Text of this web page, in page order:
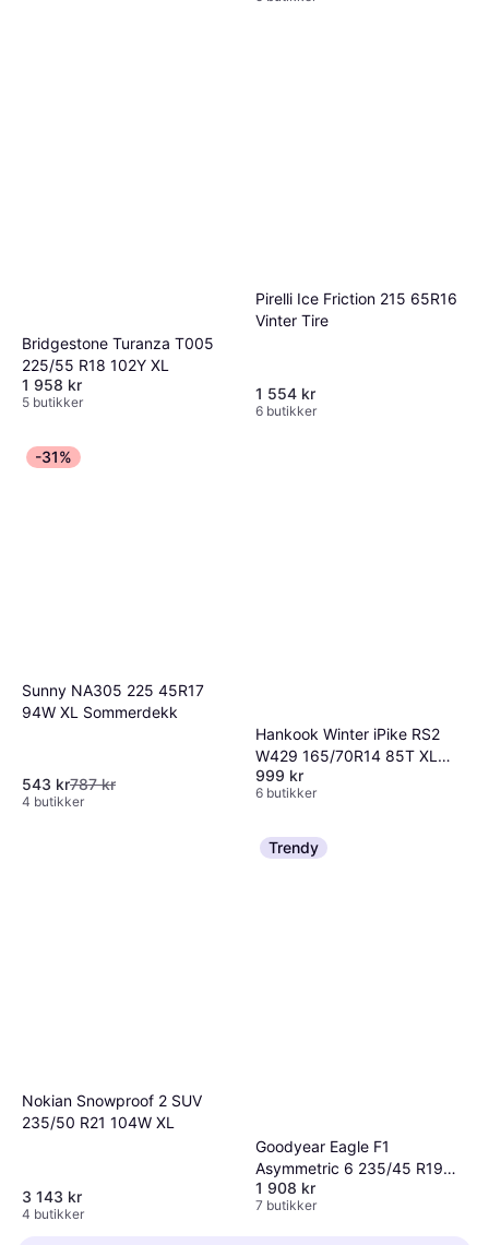
Bridgestone Turanza T005
225/55 R18 102Y XL
1 958 kr
5 butikker
Pirelli Ice Friction 215 65R16
Vinter Tire
1 554 kr
6 butikker
-31%
Sunny NA305 225 45R17
94W XL Sommerdekk
543 kr787 kr
4 butikker
Hankook Winter iPike RS2
W429 165/70R14 85T XL
Pigg
999 kr
6 butikker
Nokian Snowproof 2 SUV
235/50 R21 104W XL
3 143 kr
4 butikker
Trendy
Goodyear Eagle F1
Asymmetric 6 235/45 R19
99V
1 908 kr
7 butikker